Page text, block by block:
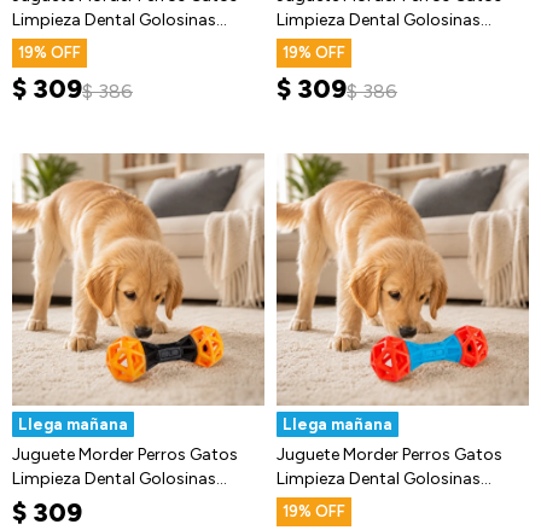
Limpieza Dental Golosinas
Premio
19
$ 309$ 386
Limpieza Dental Golosinas
Premio
19
$ 309$ 386
Llega mañana
Juguete Morder Perros Gatos
Limpieza Dental Golosinas
Premio
$ 309
Llega mañana
Juguete Morder Perros Gatos
Limpieza Dental Golosinas
Premio
19